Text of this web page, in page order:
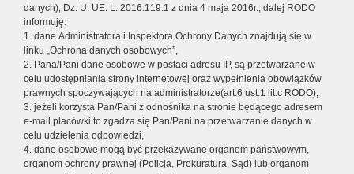
danych), Dz. U. UE. L. 2016.119.1 z dnia 4 maja 2016r., dalej RODO
informuję:
1. dane Administratora i Inspektora Ochrony Danych znajdują się w
linku „Ochrona danych osobowych”,
2. Pana/Pani dane osobowe w postaci adresu IP, są przetwarzane w
celu udostępniania strony internetowej oraz wypełnienia obowiązków
prawnych spoczywających na administratorze(art.6 ust.1 lit.c RODO),
3. jeżeli korzysta Pan/Pani z odnośnika na stronie będącego adresem
e-mail placówki to zgadza się Pan/Pani na przetwarzanie danych w
celu udzielenia odpowiedzi,
4. dane osobowe mogą być przekazywane organom państwowym,
organom ochrony prawnej (Policja, Prokuratura, Sąd) lub organom